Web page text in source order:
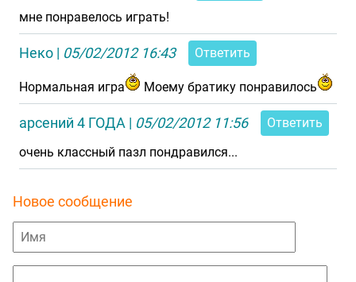
мне понравелось играть!
Неко | 05/02/2012 16:43 Ответить
Нормальная игра Моему братику понравилось
арсений 4 ГОДА | 05/02/2012 11:56
Ответить
очень классный пазл пондравился...
Новое сообщение